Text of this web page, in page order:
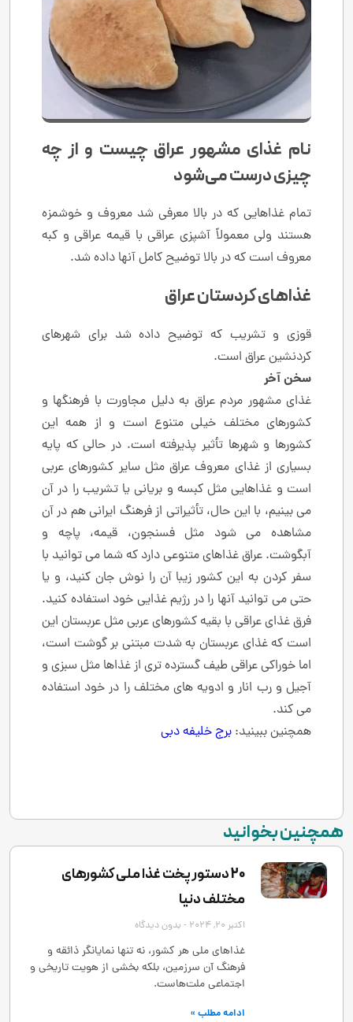
نام غذای مشهور عراق چیست و از چه
چیزی درست می‌شود
تمام غذاهایی که در بالا معرفی شد معروف و خوشمزه
هستند ولی معمولاً آشپزی عراقی با قیمه عراقی و کبه
معروف است که در بالا توضیح کامل آنها داده شد.
غذاهای کردستان عراق
قوزی و تشریب که توضیح داده شد برای شهرهای
کردنشین عراق است.
سخن آخر
غذای مشهور مردم عراق به دلیل مجاورت با فرهنگها و
کشورهای مختلف خیلی متنوع است و از همه این
کشورها و شهرها تأثیر پذیرفته است. در حالی که پایه
بسیاری از غذای معروف عراق مثل سایر کشورهای عربی
است و غذاهایی مثل کبسه و بریانی یا تشریب را در آن
می بینیم، با این حال، تأثیراتی از فرهنگ ایرانی هم در آن
مشاهده می شود مثل فسنجون، قیمه، پاچه و
آبگوشت. عراق غذاهای متنوعی دارد که شما می توانید با
سفر کردن به این کشور زیبا آن را نوش جان کنید، و یا
حتی می توانید آنها را در رژیم غذایی خود استفاده کنید.
فرق غذای عراقی با بقیه کشورهای عربی مثل عربستان این
است که غذای عربستان به شدت مبتنی بر گوشت است،
اما خوراکی عراقی طیف گسترده تری از غذاها مثل سبزی و
آجیل و رب انار و ادویه های مختلف را در خود استفاده
می کند.
همچنین ببینید: برج خلیفه دبی
همچنین بخوانید
20 دستور پخت غذا ملی کشورهای
مختلف دنیا
اکتبر 20, 2024 بدون دیدگاه
غذاهای ملی هر کشور، نه تنها نمایانگر ذائقه و
فرهنگ آن سرزمین، بلکه بخشی از هویت تاریخی و
اجتماعی ملت‌هاست.
ادامه مطلب »